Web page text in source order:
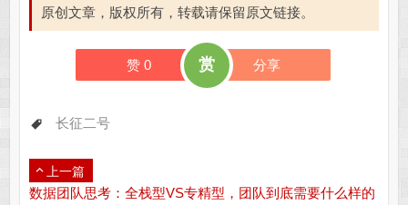
原创文章，版权所有，转载请保留原文链接。
赞 0 赏 分享
长征二号
上一篇
数据团队思考：全栈型VS专精型，团队到底需要什么样的